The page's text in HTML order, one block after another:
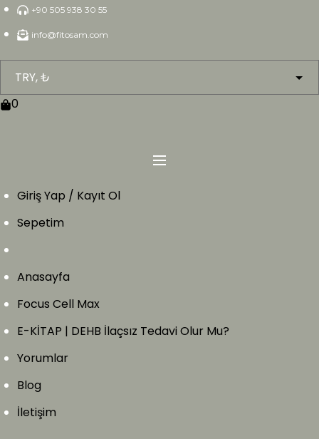
Skip
content
+90 505 938 30 55
info@fitosam.com
0
Giriş Yap / Kayıt Ol
Sepetim
Anasayfa
Focus Cell Max
E-KİTAP | DEHB İlaçsız Tedavi Olur Mu?
Yorumlar
Blog
İletişim